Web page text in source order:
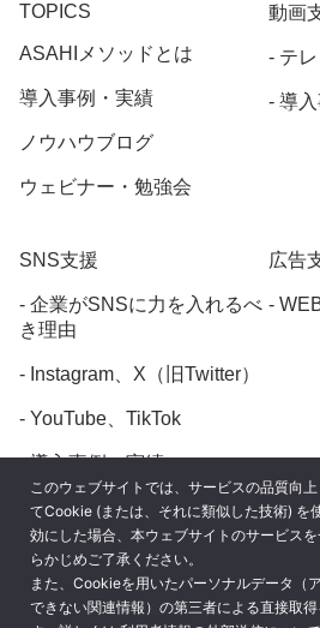
TOPICS
ASAHIメソッドとは
導入事例・実績
ノウハウブログ
ウェビナー・勉強会
SNS支援
企業がSNSに力を入れるべ
き理由
Instagram、X（旧Twitter）
YouTube、TikTok
導入事例・実績
動画
テ
導
広告
プライバシーポ
このウェブサイトでは、サービスの品質向
てCookie (または、それに類似した技術) を
効にした場合、本ウェブサイトのサービス
らかじめご了承ください。
また、Cookieを用いたパーソナルデータ（
できない関連情報）の第三者による直接取